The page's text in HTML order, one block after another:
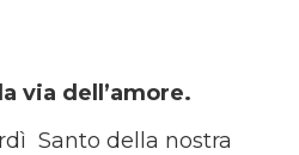
via dell’amore.
Santo della nostra